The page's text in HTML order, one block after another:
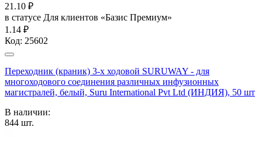
21.10 ₽
в статусе Для клиентов «Базис Премиум»
1.14 ₽
Код: 25602
Переходник (краник) 3-х ходовой SURUWAY - для
многоходового соединения различных инфузионных
магистралей, белый, Suru International Pvt Ltd (ИНДИЯ), 50 шт
В наличии:
844 шт.